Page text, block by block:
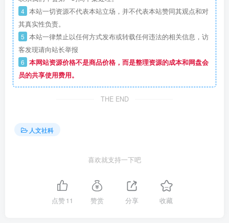
4 本站一切资源不代表本站立场，并不代表本站赞同其观点和对
其真实性负责。
5 本站一律禁止以任何方式发布或转载任何违法的相关信息，访
客发现请向站长举报
6 本网站资源价格不是商品价格，而是整理资源的成本和网盘会
员的共享使用费用。
THE END
人文社科
喜欢就支持一下吧
点赞11 赞赏 分享 收藏